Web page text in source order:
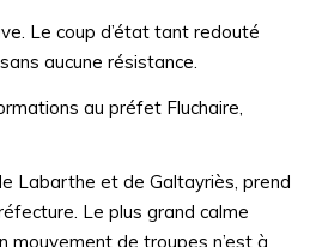
Le coup d’état tant redouté
aucune résistance.
au préfet Fluchaire,
Labarthe et de Galtayriès, prend
Le plus grand calme
mouvement de troupes n’est à